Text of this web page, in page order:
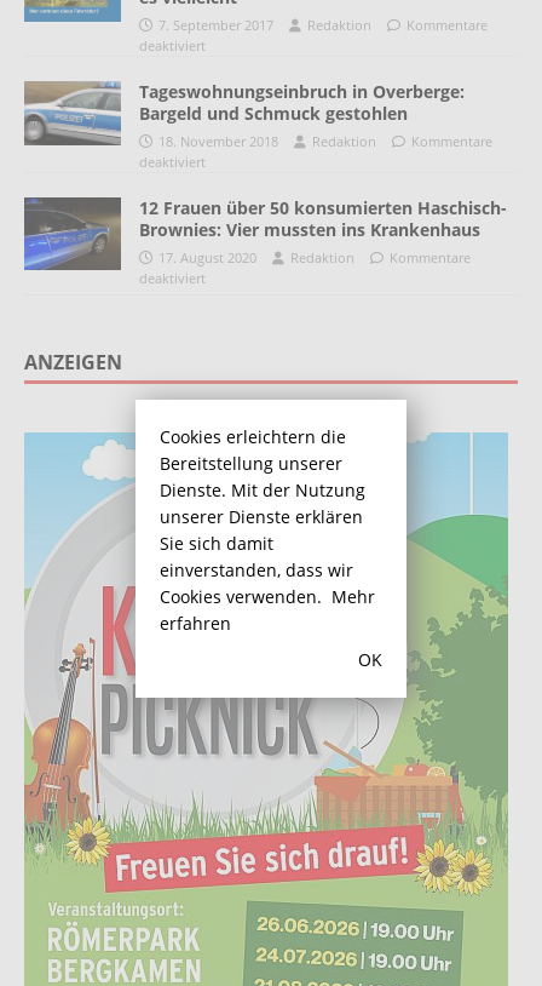
7. September 2017 Redaktion
Kommentare
deaktiviert
Tageswohnungseinbruch in Overberge:
Bargeld und Schmuck gestohlen
18. November 2018 Redaktion
Kommentare
deaktiviert
12 Frauen über 50 konsumierten Haschisch-
Brownies: Vier mussten ins Krankenhaus
17. August 2020 Redaktion
Kommentare
deaktiviert
ANZEIGEN
Cookies erleichtern die
Bereitstellung unserer
Dienste. Mit der Nutzung
unserer Dienste erklären
Sie sich damit
einverstanden, dass wir
Cookies verwenden. Mehr
erfahren
OK